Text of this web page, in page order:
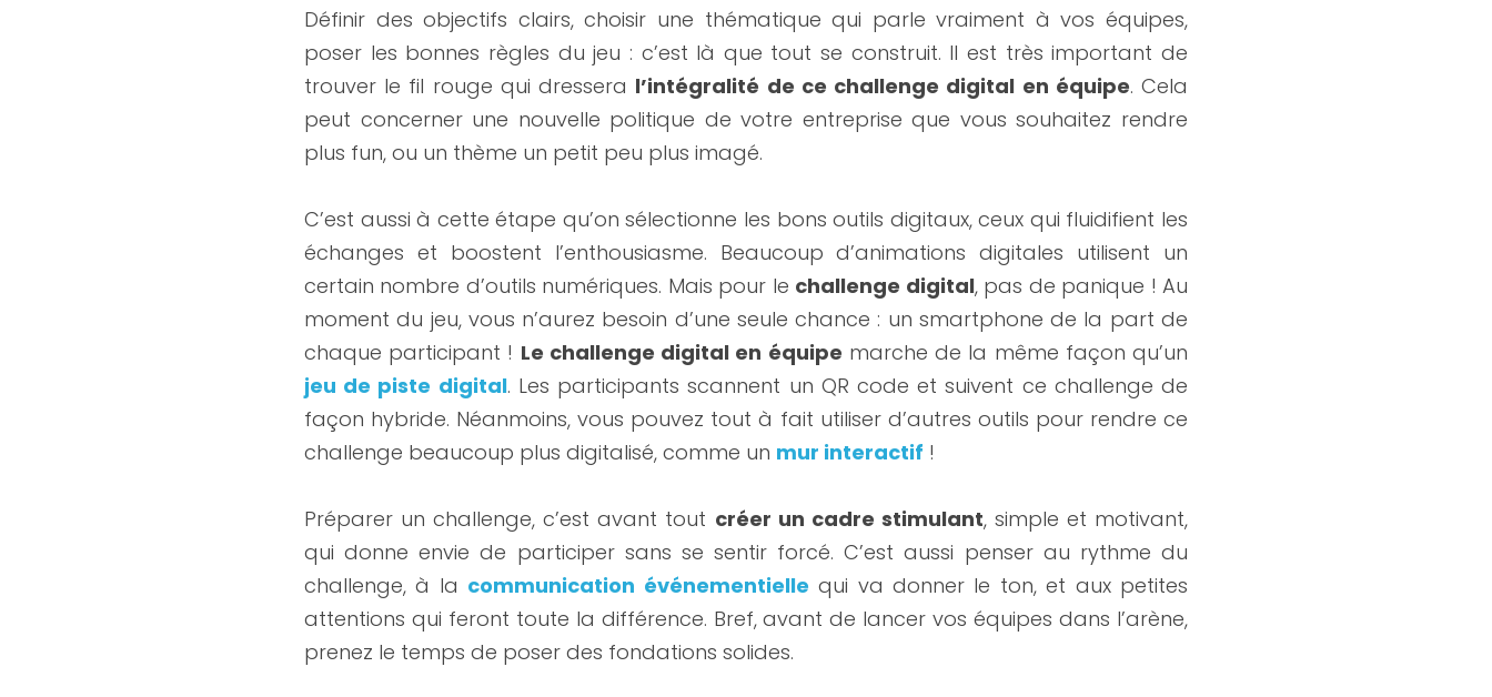
Définir des objectifs clairs, choisir une thématique qui parle vraiment à vos équipes,
poser les bonnes règles du jeu : c’est là que tout se construit. Il est très important de
trouver le fil rouge qui dressera l’intégralité de ce challenge digital en équipe. Cela
peut concerner une nouvelle politique de votre entreprise que vous souhaitez rendre
plus fun, ou un thème un petit peu plus imagé.
C’est aussi à cette étape qu’on sélectionne les bons outils digitaux, ceux qui fluidifient les
échanges et boostent l’enthousiasme. Beaucoup d’animations digitales utilisent un
certain nombre d’outils numériques. Mais pour le challenge digital, pas de panique ! Au
moment du jeu, vous n’aurez besoin d’une seule chance : un smartphone de la part de
chaque participant ! Le challenge digital en équipe
jeu de piste digital. Les participants scannent un QR code et suivent ce challenge de
façon hybride. Néanmoins, vous pouvez tout à fait utiliser d’autres outils pour rendre ce
challenge beaucoup plus digitalisé, comme un mur interactif !
Préparer un challenge, c’est avant tout créer un cadre stimulant, simple et motivant,
qui donne envie de participer sans se sentir forcé. C’est aussi penser au rythme du
challenge, à la communication événementielle qui va donner le ton, et aux petites
attentions qui feront toute la différence. Bref, avant de lancer vos équipes dans l’arène,
prenez le temps de poser des fondations solides.